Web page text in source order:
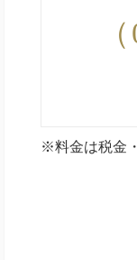
※料金は税金